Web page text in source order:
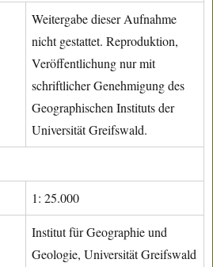
Weitergabe dieser Aufnahme
nicht gestattet. Reproduktion,
Veröffentlichung nur mit
schriftlicher Genehmigung des
Geographischen Instituts der
Universität Greifswald.
1: 25.000
Institut für Geographie und
Geologie, Universität Greifswald